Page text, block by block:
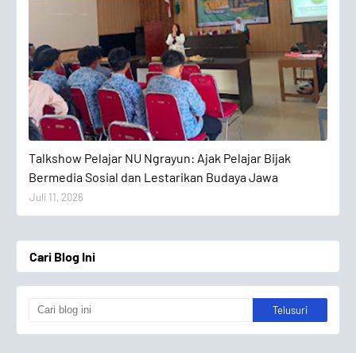
Talkshow Pelajar NU Ngrayun: Ajak Pelajar Bijak
Bermedia Sosial dan Lestarikan Budaya Jawa
Juli 11, 2026
Cari Blog Ini